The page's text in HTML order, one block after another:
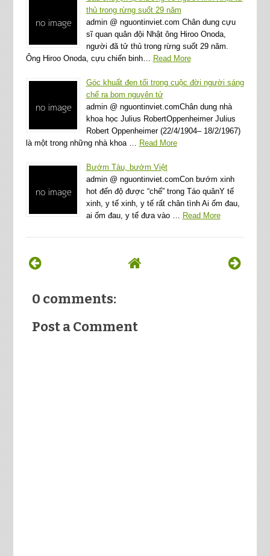
thủ trong rừng suốt 29 năm
admin @ nguontinviet.com Chân dung cựu
sĩ quan quân đội Nhật ông Hiroo Onoda,
người đã tử thủ trong rừng suốt 29 năm.
Ông Hiroo Onoda, cựu chiến binh…
Read More
Góc khuất đen tối trong cuộc đời người sáng
chế ra bom nguyên tử
admin @ nguontinviet.comChân dung nhà
khoa học Julius RobertOppenheimer Julius
Robert Oppenheimer (22/4/1904– 18/2/1967)
là một trong những nhà khoa …
Read More
Bướm Tàu, bướm Việt
admin @ nguontinviet.comCon bướm xinh
hot đến độ được “chế” trong Táo quânY tế
xinh, y tế xinh, y tế rất chân tình Ai ốm đau,
ai ốm đau, y tế đưa vào …
Read More
0 comments:
Post a Comment